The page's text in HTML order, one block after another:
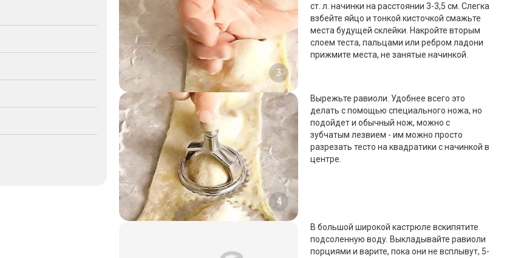
3
ст. л. начинки на расстоянии 3-3,5 см. Слегка
взбейте яйцо и тонкой кисточкой смажьте
места будущей склейки. Накройте вторым
слоем теста, пальцами или ребром ладони
прижмите места, не занятые начинкой.
4
Вырежьте равиоли. Удобнее всего это
делать с помощью специального ножа, но
подойдет и обычный нож, можно с
зубчатым лезвием - им можно просто
разрезать тесто на квадратики с начинкой в
центре.
В большой широкой кастрюле вскипятите
подсоленную воду. Выкладывайте равиоли
порциями и варите, пока они не всплывут, 5-